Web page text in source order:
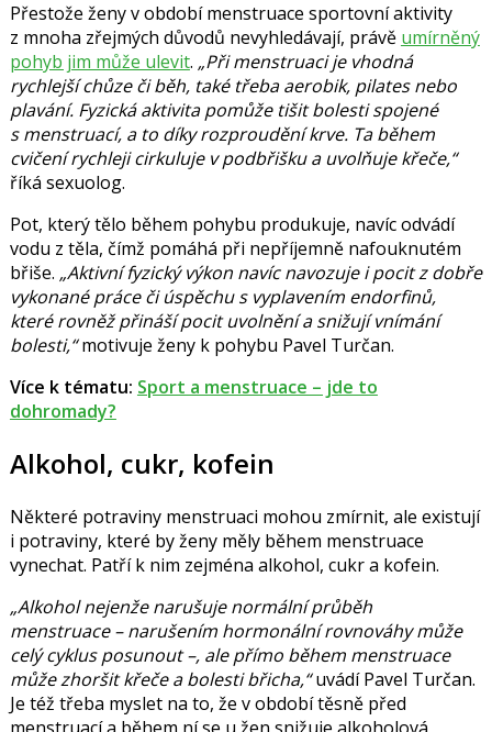
Přestože ženy v období menstruace sportovní aktivity
z mnoha zřejmých důvodů nevyhledávají, právě umírněný
pohyb jim může ulevit. „Při menstruaci je vhodná
rychlejší chůze či běh, také třeba aerobik, pilates nebo
plavání. Fyzická aktivita pomůže tišit bolesti spojené
s menstruací, a to díky rozproudění krve. Ta během
cvičení rychleji cirkuluje v podbřišku a uvolňuje křeče,“
říká sexuolog.
Pot, který tělo během pohybu produkuje, navíc odvádí
vodu z těla, čímž pomáhá při nepříjemně nafouknutém
břiše. „Aktivní fyzický výkon navíc navozuje i pocit z dobře
vykonané práce či úspěchu s vyplavením endorfinů,
které rovněž přináší pocit uvolnění a snižují vnímání
bolesti,“motivuje ženy k pohybu Pavel Turčan.
Více k tématu: Sport a menstruace – jde to
dohromady?
Alkohol, cukr, kofein
Některé potraviny menstruaci mohou zmírnit, ale existují
i potraviny, které by ženy měly během menstruace
vynechat. Patří k nim zejména alkohol, cukr a kofein.
„Alkohol nejenže narušuje normální průběh
menstruace – narušením hormonální rovnováhy může
celý cyklus posunout –, ale přímo během menstruace
může zhoršit křeče a bolesti břicha,“uvádí Pavel Turčan.
Je též třeba myslet na to, že v období těsně před